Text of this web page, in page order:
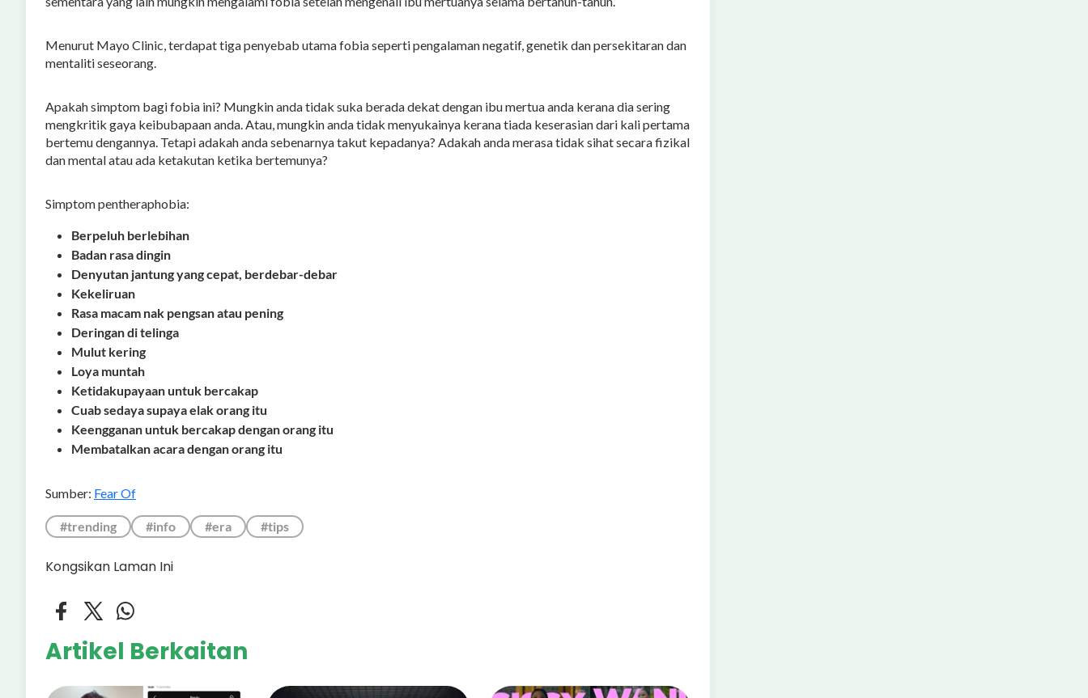
Menurut Mayo Clinic, terdapat tiga penyebab utama fobia seperti pengalaman negatif, genetik dan persekitaran dan
mentaliti seseorang.
Apakah simptom bagi fobia ini? Mungkin anda tidak suka berada dekat dengan ibu mertua anda kerana dia sering
mengkritik gaya keibubapaan anda. Atau, mungkin anda tidak menyukainya kerana tiada keserasian dari kali pertama
bertemu dengannya. Tetapi adakah anda sebenarnya takut kepadanya? Adakah anda merasa tidak sihat secara fizikal
dan mental atau ada ketakutan ketika bertemunya?
Simptom pentheraphobia:
Berpeluh berlebihan
Badan rasa dingin
Denyutan jantung yang cepat, berdebar-debar
Kekeliruan
Rasa macam nak pengsan atau pening
Deringan di telinga
Mulut kering
Loya muntah
Ketidakupayaan untuk bercakap
Cuab sedaya supaya elak orang itu
Keengganan untuk bercakap dengan orang itu
Membatalkan acara dengan orang itu
Sumber: Fear Of
#trending #info #era #tips
Kongsikan Laman Ini
Artikel Berkaitan